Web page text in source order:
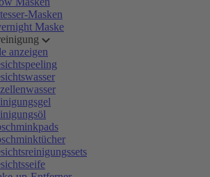
Masken
Maske
anzeigen